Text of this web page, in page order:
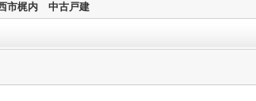
市梶内 中古戸建